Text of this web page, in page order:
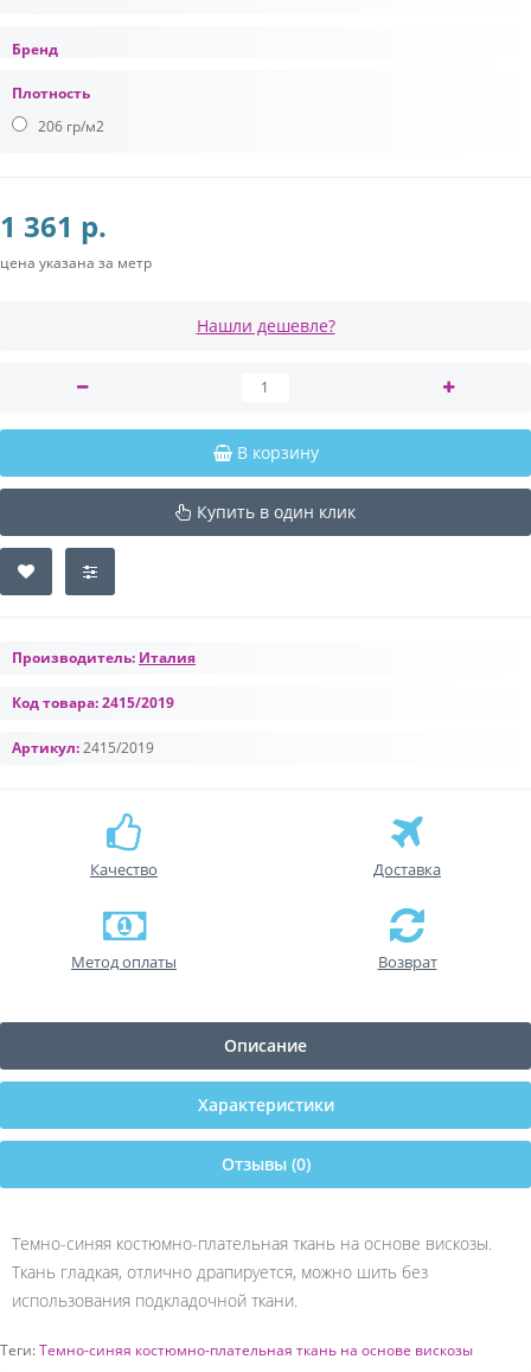
Бренд
Плотность
206 гр/м2
1 361 р.
цена указана за метр
Нашли дешевле?
В корзину
Купить в один клик
Производитель: Италия
Код товара:2415/2019
Артикул:2415/2019
Качество Доставка
Метод оплаты Возврат
Описание
Характеристики
Отзывы (0)
Темно-синяя костюмно-плательная ткань на основе вискозы.
Ткань гладкая, отлично драпируется, можно шить без
использования подкладочной ткани.
Теги:Темно-синяя костюмно-плательная ткань на основе вискозы